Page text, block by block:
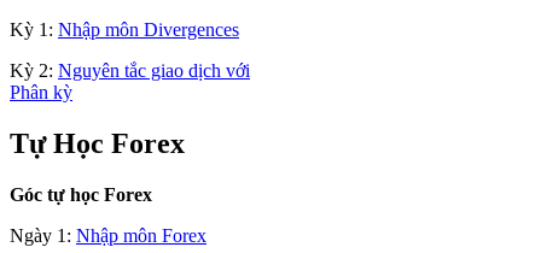
Kỳ 1: Nhập môn Divergences
Kỳ 2: Nguyên tắc giao dịch với
Phân kỳ
Tự Học Forex
Góc tự học Forex
Ngày 1: Nhập môn Forex